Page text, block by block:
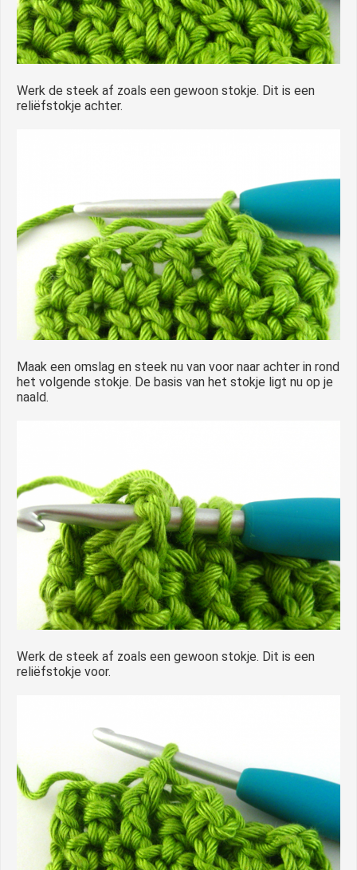
Werk de steek af zoals een gewoon stokje. Dit is een
reliëfstokje achter.
Maak een omslag en steek nu van voor naar achter in rond
het volgende stokje. De basis van het stokje ligt nu op je
naald.
Werk de steek af zoals een gewoon stokje. Dit is een
reliëfstokje voor.